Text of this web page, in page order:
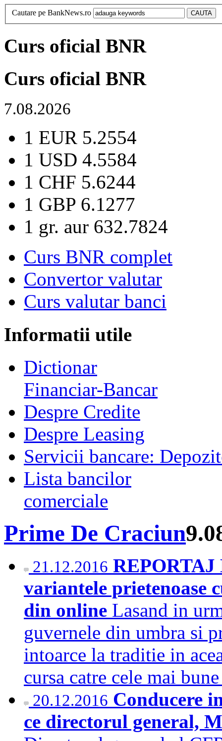
Cautare pe BankNews.ro
Curs oficial BNR
Curs oficial BNR
7.08.2026
1 EUR 5.2554
1 USD 4.5584
1 CHF 5.6244
1 GBP 6.1277
1 gr. aur 632.7824
Curs BNR complet
Convertor valutar
Curs valutar banci
Informatii utile
Dictionar
Financiar-Bancar
Despre Credite
Despre Leasing
Servicii bancare:
Lista bancilor
comerciale
Prime De Craciun
21.12.2016 REPORTAJ
variantele prietenoase
din online Lasand in
guvernele din umbra si
intoarce la traditie in
cursa catre cele mai
20.12.2016 Conducere
ce directorul general,